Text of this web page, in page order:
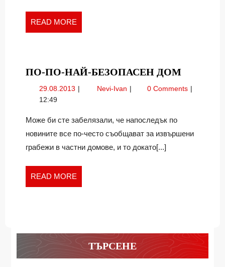
READ MORE
MORE
ПО-ПО-НАЙ-БЕЗОПАСЕН ДОМПО-
ПО-
НАЙ-
29.08.2013 29.08.2013Nevi-Ivan По-
безопасен
0 Comments
12:49
Може би сте забелязали, че напоследък по
новините все по-често съобщават за извършени
грабежи в частни домове, и то докато[...]
READ MORE
MORE
ТЪРСЕНЕ